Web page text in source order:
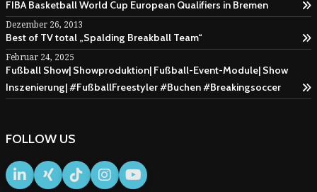
FIBA Basketball World Cup European Qualifiers in Bremen
Dezember 26, 2013
Best of TV total „Spalding Breakball Team“
Februar 24, 2025
Fußball Show| Showproduktion| Fußball-Event-Module| Show
Inszenierung| #FußballFreestyler #Buchen #Breakingsoccer
FOLLOW US